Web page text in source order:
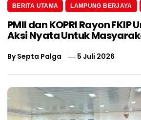
BERITA UTAMA LAMPUNG BERJAYA
PMII dan KOPRI Rayon FKIP
Aksi Nyata Untuk
BySepta Palga 5 Juli 2026